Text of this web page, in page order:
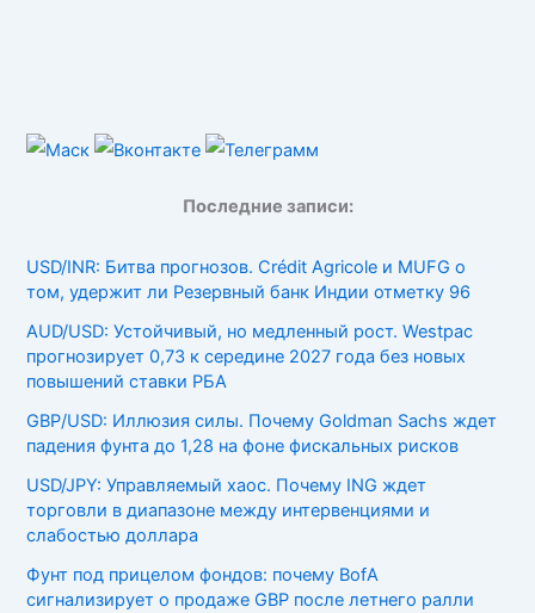
Последние записи:
USD/INR: Битва прогнозов. Crédit Agricole и MUFG о
том, удержит ли Резервный банк Индии отметку 96
AUD/USD: Устойчивый, но медленный рост. Westpac
прогнозирует 0,73 к середине 2027 года без новых
повышений ставки РБА
GBP/USD: Иллюзия силы. Почему Goldman Sachs ждет
падения фунта до 1,28 на фоне фискальных рисков
USD/JPY: Управляемый хаос. Почему ING ждет
торговли в диапазоне между интервенциями и
слабостью доллара
Фунт под прицелом фондов: почему BofA
сигнализирует о продаже GBP после летнего ралли